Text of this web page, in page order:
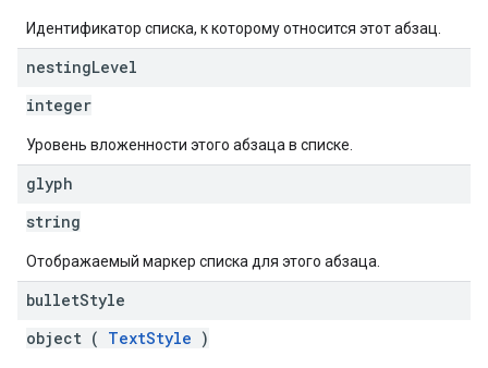
Идентификатор списка, к которому относится этот абзац.
nestingLevel
integer
Уровень вложенности этого абзаца в списке.
glyph
string
Отображаемый маркер списка для этого абзаца.
bulletStyle
object ( TextStyle )